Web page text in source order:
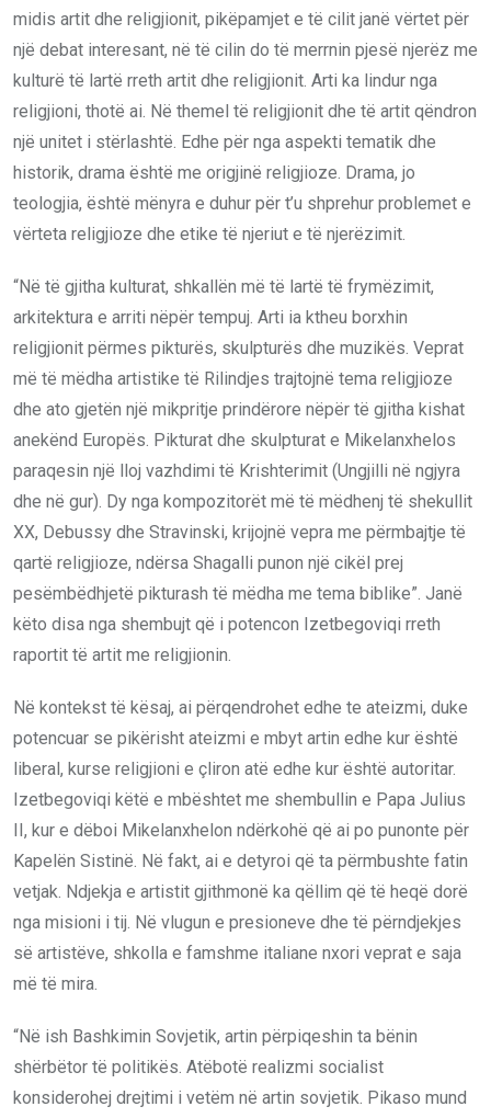
midis artit dhe religjionit, pikëpamjet e të cilit janë vërtet për
një debat interesant, në të cilin do të merrnin pjesë njerëz me
kulturë të lartë rreth artit dhe religjionit. Arti ka lindur nga
religjioni, thotë ai. Në themel të religjionit dhe të artit qëndron
një unitet i stërlashtë. Edhe për nga aspekti tematik dhe
historik, drama është me origjinë religjioze. Drama, jo
teologjia, është mënyra e duhur për t’u shprehur problemet e
vërteta religjioze dhe etike të njeriut e të njerëzimit.
“Në të gjitha kulturat, shkallën më të lartë të frymëzimit,
arkitektura e arriti nëpër tempuj. Arti ia ktheu borxhin
religjionit përmes pikturës, skulpturës dhe muzikës. Veprat
më të mëdha artistike të Rilindjes trajtojnë tema religjioze
dhe ato gjetën një mikpritje prindërore nëpër të gjitha kishat
anekënd Europës. Pikturat dhe skulpturat e Mikelanxhelos
paraqesin një lloj vazhdimi të Krishterimit (Ungjilli në ngjyra
dhe në gur). Dy nga kompozitorët më të mëdhenj të shekullit
XX, Debussy dhe Stravinski, krijojnë vepra me përmbajtje të
qartë religjioze, ndërsa Shagalli punon një cikël prej
pesëmbëdhjetë pikturash të mëdha me tema biblike”. Janë
këto disa nga shembujt që i potencon Izetbegoviqi rreth
raportit të artit me religjionin.
Në kontekst të kësaj, ai përqendrohet edhe te ateizmi, duke
potencuar se pikërisht ateizmi e mbyt artin edhe kur është
liberal, kurse religjioni e çliron atë edhe kur është autoritar.
Izetbegoviqi këtë e mbështet me shembullin e Papa Julius
II, kur e dëboi Mikelanxhelon ndërkohë që ai po punonte për
Kapelën Sistinë. Në fakt, ai e detyroi që ta përmbushte fatin
vetjak. Ndjekja e artistit gjithmonë ka qëllim që të heqë dorë
nga misioni i tij. Në vlugun e presioneve dhe të përndjekjes
së artistëve, shkolla e famshme italiane nxori veprat e saja
më të mira.
“Në ish Bashkimin Sovjetik, artin përpiqeshin ta bënin
shërbëtor të politikës. Atëbotë realizmi socialist
konsiderohej drejtimi i vetëm në artin sovjetik. Pikaso mund